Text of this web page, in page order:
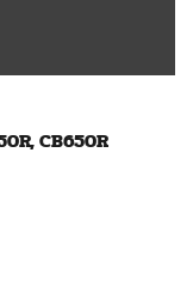
CB650R